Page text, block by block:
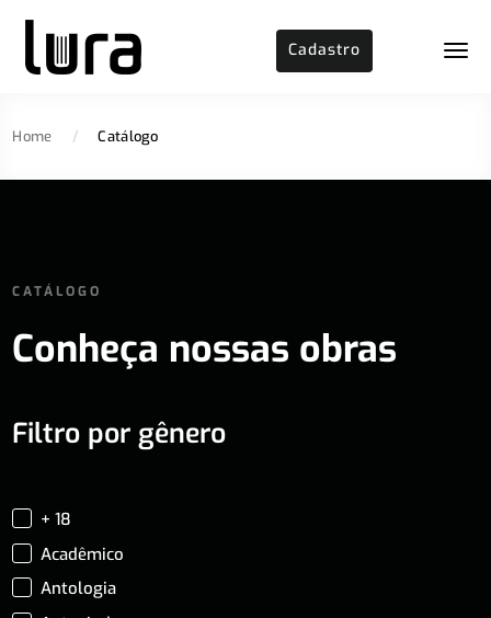
Cadastro
Home / Catálogo
CATÁLOGO
Conheça nossas obras
Filtro por gênero
+ 18
Acadêmico
Antologia